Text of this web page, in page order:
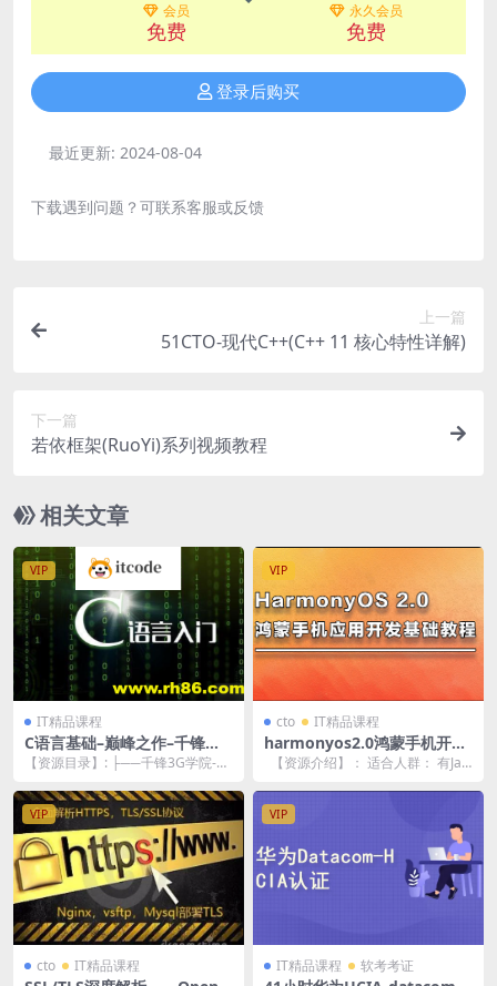
会员
免费
永久会员
免费
登录后购买
最近更新: 2024-08-04
下载遇到问题？可联系客服或反馈
上一篇
51CTO-现代C++(C++ 11 核心特性详解)
下一篇
若依框架(RuoYi)系列视频教程
相关文章
VIP
IT精品课程
C语言基础–巅峰之作–千锋潘
老师
【资源目录】: ├──千锋3G学院-C
进制转换...
VIP
cto IT精品课程
harmonyos2.0鸿蒙手机开发
基础教程
【资源介绍】： 适合人群： 有Jav
VIP
cto IT精品课程
VIP
IT精品课程 软考考证